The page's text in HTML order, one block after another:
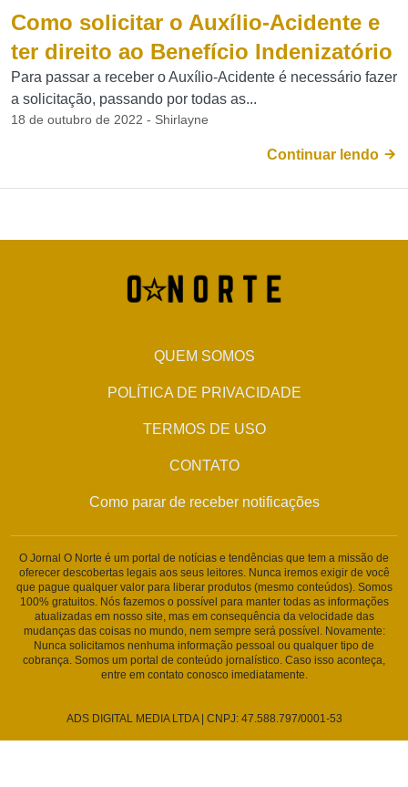
Como solicitar o Auxílio-Acidente e
ter direito ao Benefício Indenizatório
Para passar a receber o Auxílio-Acidente é necessário fazer
a solicitação, passando por todas as...
18 de outubro de 2022 - Shirlayne
Continuar lendo
QUEM SOMOS
POLÍTICA DE PRIVACIDADE
TERMOS DE USO
CONTATO
Como parar de receber notificações
O Jornal O Norte é um portal de notícias e tendências que tem a missão de
oferecer descobertas legais aos seus leitores. Nunca iremos exigir de você
que pague qualquer valor para liberar produtos (mesmo conteúdos). Somos
100% gratuitos. Nós fazemos o possível para manter todas as informações
atualizadas em nosso site, mas em consequência da velocidade das
mudanças das coisas no mundo, nem sempre será possível. Novamente:
Nunca solicitamos nenhuma informação pessoal ou qualquer tipo de
cobrança. Somos um portal de conteúdo jornalístico. Caso isso aconteça,
entre em contato conosco imediatamente.
ADS DIGITAL MEDIA LTDA | CNPJ: 47.588.797/0001-53